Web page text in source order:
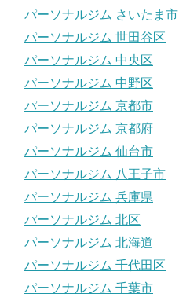
パーソナルジム さいたま市
パーソナルジム 世田谷区
パーソナルジム 中央区
パーソナルジム 中野区
パーソナルジム 京都市
パーソナルジム 京都府
パーソナルジム 仙台市
パーソナルジム 八王子市
パーソナルジム 兵庫県
パーソナルジム 北区
パーソナルジム 北海道
パーソナルジム 千代田区
パーソナルジム 千葉市